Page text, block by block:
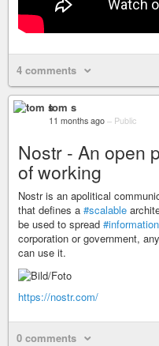
4 comments
tom s
11 months ago – Public
Nostr - An open
of working
Nostr is an apolitical
that defines a #scalable
be used to spread #information
corporation or government,
can use it.
https://nostr.com/
0 comments